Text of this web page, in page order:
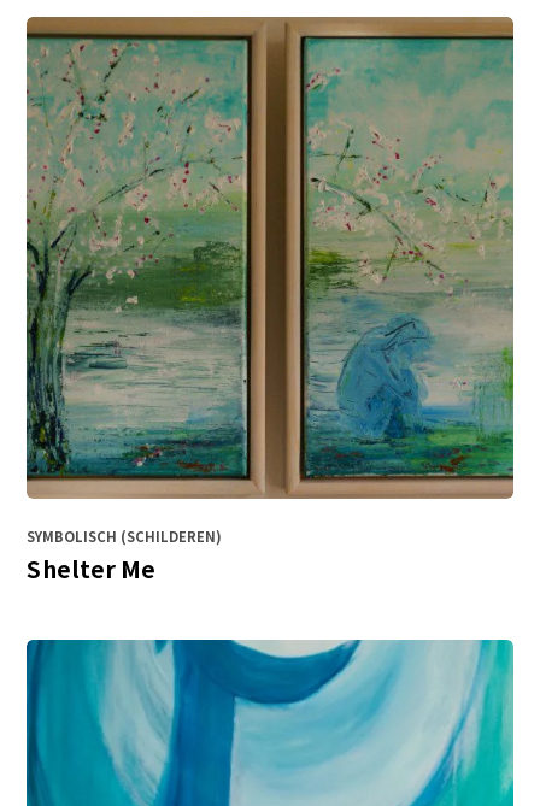
SYMBOLISCH (SCHILDEREN)
Shelter Me